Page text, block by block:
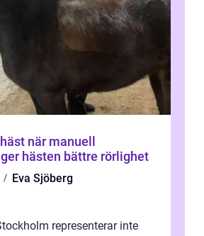
hästen bättre rörlighet
Eva Sjöberg
representerar inte